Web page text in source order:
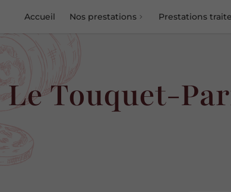
Accueil Nos prestations Prestations
Touquet-